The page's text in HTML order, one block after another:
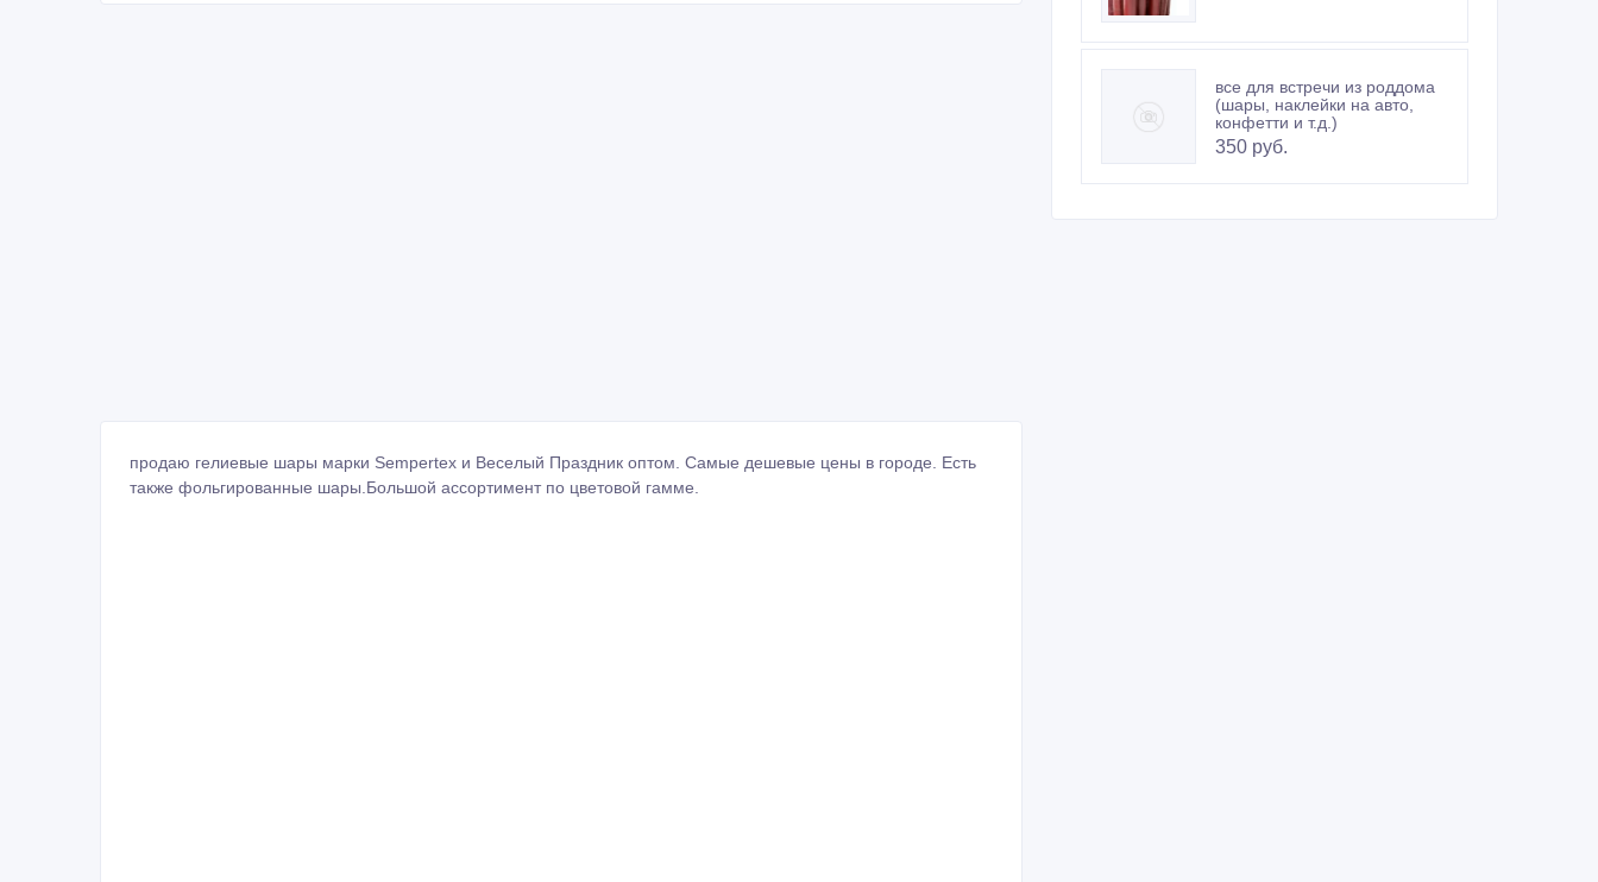
продаю гелиевые шары марки Sempertex и Веселый Праздник оптом. Самые дешевые цены в городе. Есть
также фольгированные шары.Большой ассортимент по цветовой гамме.
все для встречи из роддома
(шары, наклейки на авто,
конфетти и т.д.)
350 руб.